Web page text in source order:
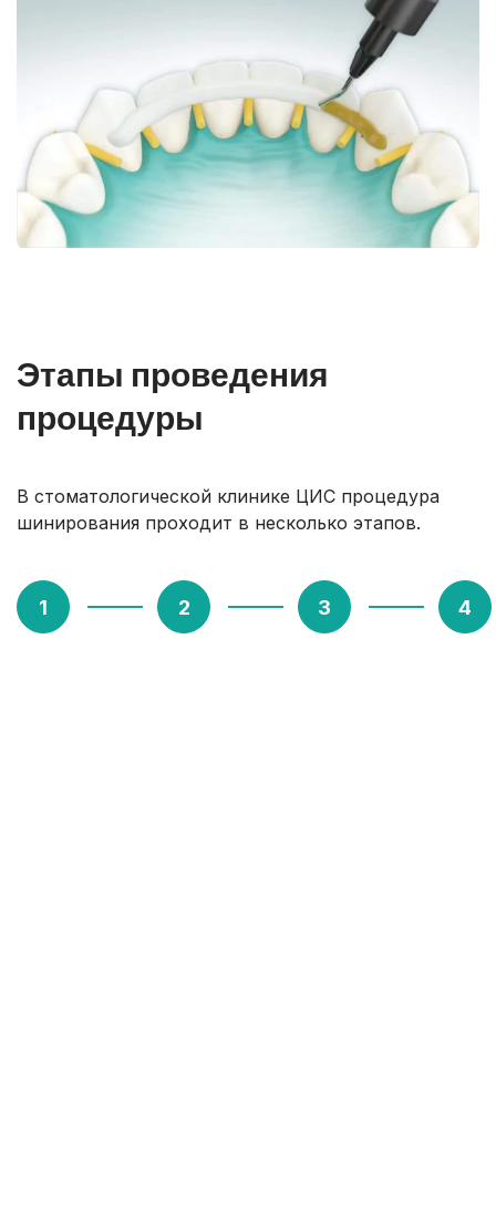
Этапы проведения
процедуры
В стоматологической клинике ЦИС процедура
шинирования проходит в несколько этапов.